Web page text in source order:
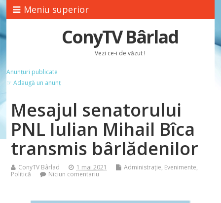
Meniu superior
ConyTV Bârlad
Vezi ce-i de văzut !
Anunțuri publicate
☞ Adaugă un anunț
Mesajul senatorului
PNL Iulian Mihail Bîca
transmis bârlădenilor
ConyTV Bârlad 1 mai 2021 Administrație, Evenimente,
Politică
Niciun comentariu